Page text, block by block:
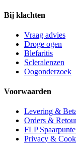
Bij klachten
Vraag advies
Droge ogen
Blefaritis
Scleralenzen
Oogonderzoek
Voorwaarden
Levering &
Orders &
FLP
Privacy &